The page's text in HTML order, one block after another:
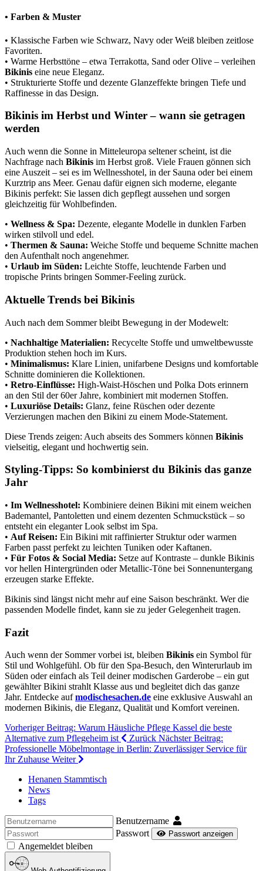
• Farben & Muster
• Klassische Farben wie Schwarz, Navy oder Weiß bleiben zeitlose
Favoriten.
• Warme Herbsttöne – etwa Terrakotta, Sand oder Olive – verleihen
Bikinis eine neue Eleganz.
• Strukturierte Stoffe und dezente Glanzeffekte bringen Tiefe und
Raffinesse in das Design.
Bikinis im Herbst und Winter – wann sie getragen
werden
Auch wenn die Sonne in Mitteleuropa seltener scheint, ist die
Nachfrage nach Bikinis im Herbst groß. Viele Frauen gönnen sich
eine Auszeit – sei es im Wellnesshotel, in der Sauna oder bei einem
Kurztrip ans Meer. Genau dafür eignen sich moderne, elegante
Bikinis perfekt: Sie lassen dich gepflegt aussehen und sorgen
gleichzeitig für Wohlbefinden.
• Wellness & Spa: Dezente, elegante Modelle in dunklen Farben
wirken stilvoll und edel.
• Thermen & Sauna: Weiche Stoffe und bequeme Schnitte machen
den Aufenthalt noch angenehmer.
• Urlaub im Süden: Leichte Stoffe, leuchtende Farben und
tropische Prints bringen Sommer-Feeling zurück.
Aktuelle Trends bei Bikinis
Auch nach dem Sommer bleibt Bewegung in der Modewelt:
• Nachhaltige Materialien: Recycelte Stoffe und umweltbewusste
Produktion stehen hoch im Kurs.
• Minimalismus: Klare Linien, unifarbene Designs und komfortable
Schnitte dominieren die Kollektionen.
• Retro-Einflüsse: High-Waist-Höschen und Polka Dots erinnern
an den Stil der 60er Jahre, kombiniert mit modernen Stoffen.
• Luxuriöse Details: Glanz, feine Rüschen oder dezente
Verzierungen machen den Bikini zu einem Mode-Statement.
Diese Trends zeigen: Auch abseits des Sommers können Bikinis
vielseitig, elegant und hochwertig sein.
Styling-Tipps: So kombinierst du Bikinis das ganze
Jahr
• Im Wellnesshotel: Kombiniere deinen Bikini mit einem weichen
Bademantel, Pantoletten und einem dezenten Schmuckstück – so
entsteht ein eleganter Look selbst im Spa.
• Auf Reisen: Ein Bikini mit raffinierter Struktur oder warmen
Farben passt perfekt zu leichten Tuniken oder Kaftanen.
• Für Fotos & Social Media: Setze auf Kontraste – dunkle Bikinis
vor hellen Hintergründen oder Metallic-Töne bei Sonnenuntergang
erzeugen starke Effekte.
Bikinis sind längst nicht mehr auf eine Saison beschränkt. Wer die
passenden Modelle findet, kann sie zu jeder Gelegenheit tragen.
Fazit
Auch wenn der Sommer vorbei ist, bleiben Bikinis ein Symbol für
Stil und Wohlgefühl. Ob für den Spa-Besuch, den Winterurlaub im
Süden oder einfach als Teil deiner modischen Garderobe – ein gut
gewählter Bikini strahlt Klasse aus und begleitet dich das ganze
Jahr. Entdecke aufmodischesachen.de eine exklusive Auswahl an
modernen Bikinis, die Eleganz, Qualität und Komfort vereinen.
Vorheriger Beitrag: Warum Häusliche Pflege Kassel die beste
Alternative zum Pflegeheim ist
Zurück Nächster Beitrag:
Professionelle Möbelmontage in Berlin: Zuverlässiger Service für
Ihr Zuhause Weiter
Henanen Stammtisch
News
Tags
Benutzername
Passwort
Passwort anzeigen
Angemeldet bleiben